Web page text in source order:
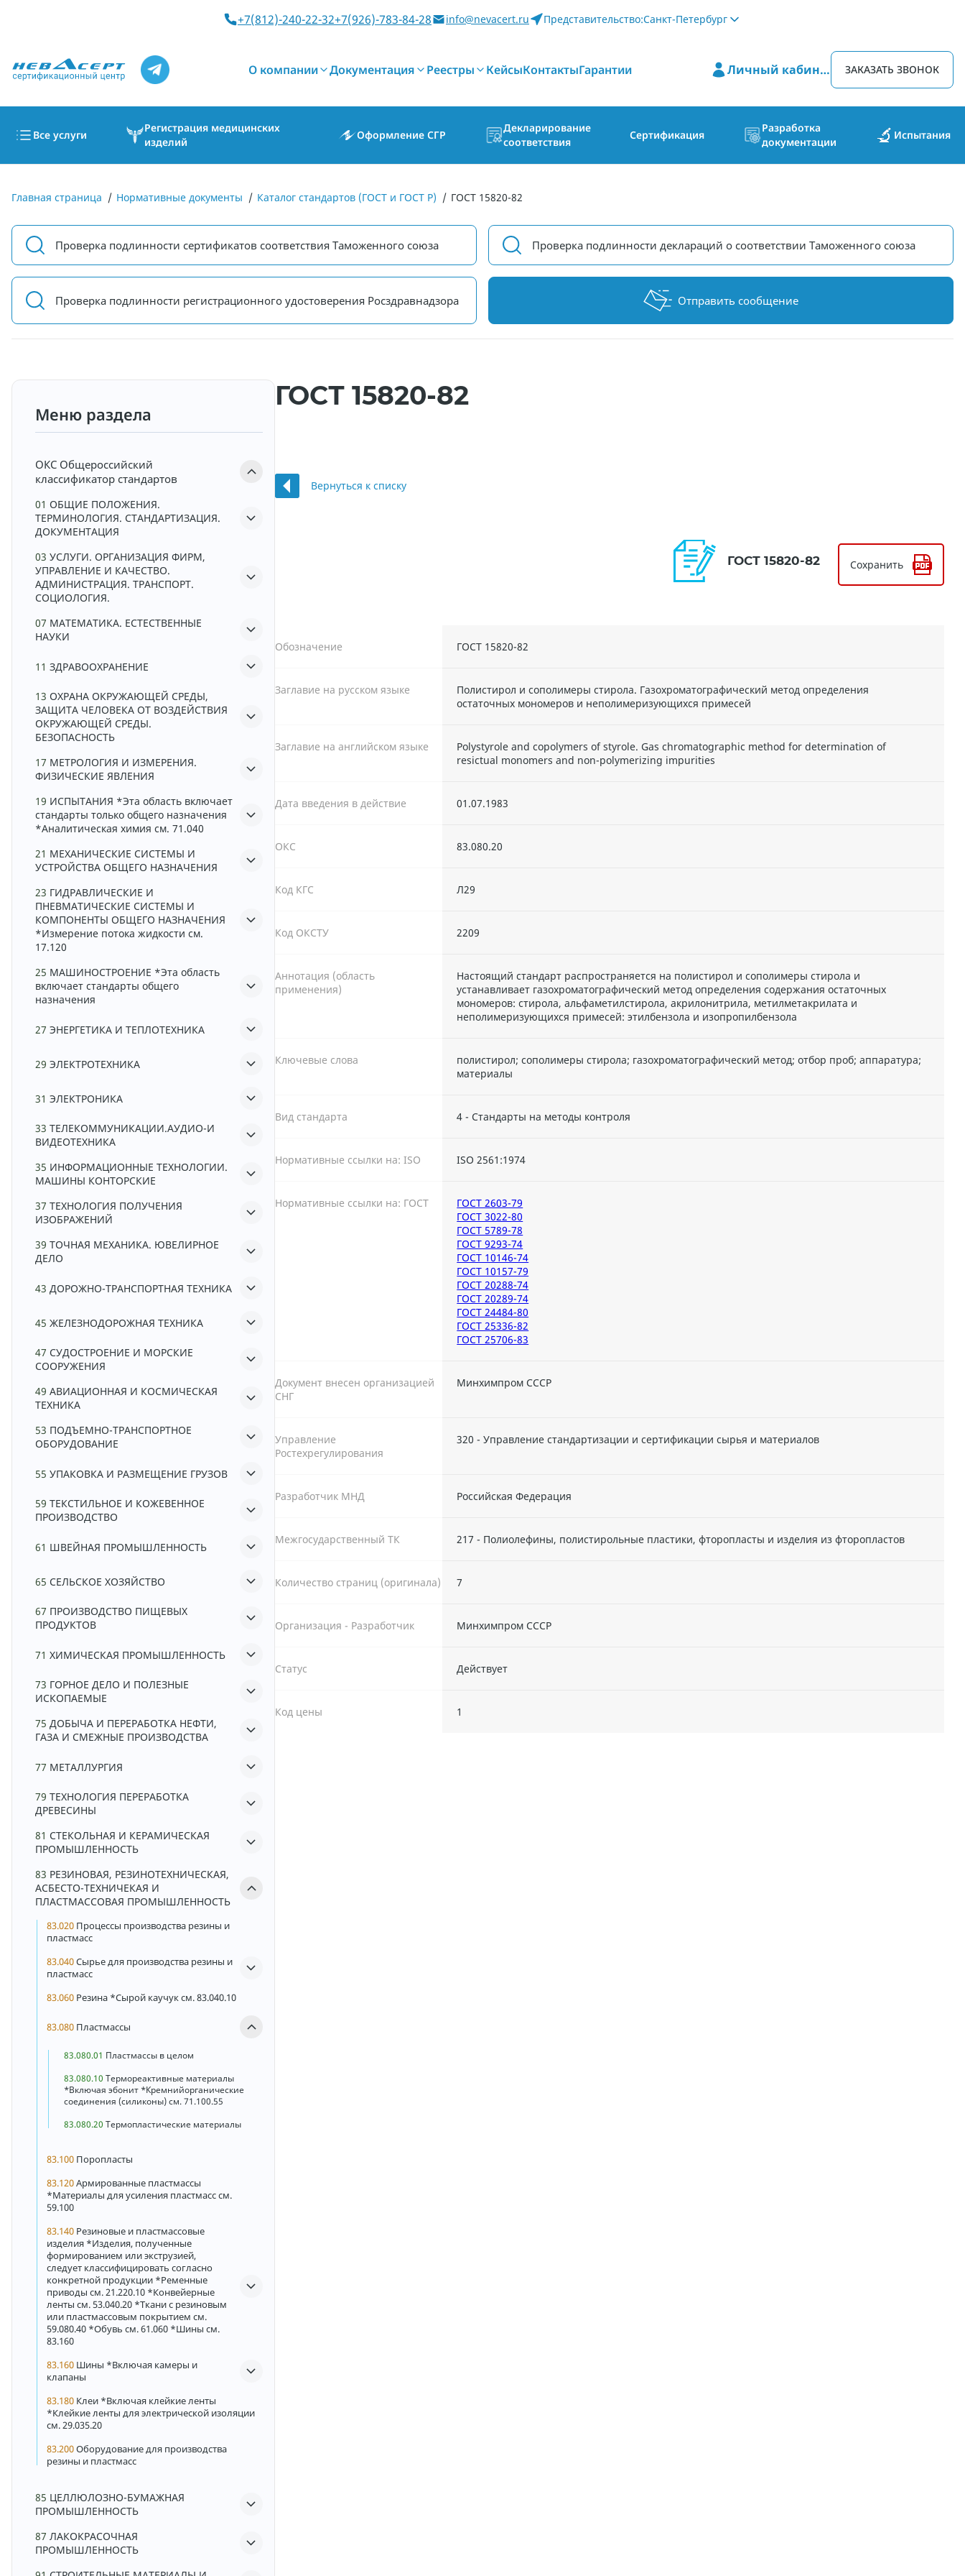
+7(812)-240-22-32+7(926)-783-84-28 info@nevacert.ru Представительство:Санкт-Петербург
О компании Документация Реестры КейсыКонтактыГарантии Личный кабинет ЗАКАЗАТЬ ЗВОНОК
Все услуги
Регистрация медицинских
изделий
Оформление СГР
Декларирование
соответствия
Сертификация
Разработка
документации
Испытания
Главная страница / Нормативные документы / Каталог стандартов (ГОСТ и ГОСТ Р) / ГОСТ 15820-82
Проверка подлинности сертификатов соответствия Таможенного союза Проверка подлинности деклараций о соответствии Таможенного союза
Проверка подлинности регистрационного удостоверения Росздравнадзора Отправить сообщение
Меню раздела
ОКС Общероссийский
классификатор стандартов
01 ОБЩИЕ ПОЛОЖЕНИЯ.
ТЕРМИНОЛОГИЯ. СТАНДАРТИЗАЦИЯ.
ДОКУМЕНТАЦИЯ
03 УСЛУГИ. ОРГАНИЗАЦИЯ ФИРМ,
УПРАВЛЕНИЕ И КАЧЕСТВО.
АДМИНИСТРАЦИЯ. ТРАНСПОРТ.
СОЦИОЛОГИЯ.
07 МАТЕМАТИКА. ЕСТЕСТВЕННЫЕ
НАУКИ
11 ЗДРАВООХРАНЕНИЕ
13 ОХРАНА ОКРУЖАЮЩЕЙ СРЕДЫ,
ЗАЩИТА ЧЕЛОВЕКА ОТ ВОЗДЕЙСТВИЯ
ОКРУЖАЮЩЕЙ СРЕДЫ.
БЕЗОПАСНОСТЬ
17 МЕТРОЛОГИЯ И ИЗМЕРЕНИЯ.
ФИЗИЧЕСКИЕ ЯВЛЕНИЯ
19 ИСПЫТАНИЯ *Эта область включает
стандарты только общего назначения
*Аналитическая химия см. 71.040
21 МЕХАНИЧЕСКИЕ СИСТЕМЫ И
УСТРОЙСТВА ОБЩЕГО НАЗНАЧЕНИЯ
23 ГИДРАВЛИЧЕСКИЕ И
ПНЕВМАТИЧЕСКИЕ СИСТЕМЫ И
КОМПОНЕНТЫ ОБЩЕГО НАЗНАЧЕНИЯ
*Измерение потока жидкости см.
17.120
25 МАШИНОСТРОЕНИЕ *Эта область
включает стандарты общего
назначения
27 ЭНЕРГЕТИКА И ТЕПЛОТЕХНИКА
29 ЭЛЕКТРОТЕХНИКА
31 ЭЛЕКТРОНИКА
33 ТЕЛЕКОММУНИКАЦИИ.АУДИО-И
ВИДЕОТЕХНИКА
35 ИНФОРМАЦИОННЫЕ ТЕХНОЛОГИИ.
МАШИНЫ КОНТОРСКИЕ
37 ТЕХНОЛОГИЯ ПОЛУЧЕНИЯ
ИЗОБРАЖЕНИЙ
39 ТОЧНАЯ МЕХАНИКА. ЮВЕЛИРНОЕ
ДЕЛО
43 ДОРОЖНО-ТРАНСПОРТНАЯ ТЕХНИКА
45 ЖЕЛЕЗНОДОРОЖНАЯ ТЕХНИКА
47 СУДОСТРОЕНИЕ И МОРСКИЕ
СООРУЖЕНИЯ
49 АВИАЦИОННАЯ И КОСМИЧЕСКАЯ
ТЕХНИКА
53 ПОДЪЕМНО-ТРАНСПОРТНОЕ
ОБОРУДОВАНИЕ
55 УПАКОВКА И РАЗМЕЩЕНИЕ ГРУЗОВ
59 ТЕКСТИЛЬНОЕ И КОЖЕВЕННОЕ
ПРОИЗВОДСТВО
61 ШВЕЙНАЯ ПРОМЫШЛЕННОСТЬ
65 СЕЛЬСКОЕ ХОЗЯЙСТВО
67 ПРОИЗВОДСТВО ПИЩЕВЫХ
ПРОДУКТОВ
71 ХИМИЧЕСКАЯ ПРОМЫШЛЕННОСТЬ
73 ГОРНОЕ ДЕЛО И ПОЛЕЗНЫЕ
ИСКОПАЕМЫЕ
75 ДОБЫЧА И ПЕРЕРАБОТКА НЕФТИ,
ГАЗА И СМЕЖНЫЕ ПРОИЗВОДСТВА
77 МЕТАЛЛУРГИЯ
79 ТЕХНОЛОГИЯ ПЕРЕРАБОТКА
ДРЕВЕСИНЫ
81 СТЕКОЛЬНАЯ И КЕРАМИЧЕСКАЯ
ПРОМЫШЛЕННОСТЬ
83 РЕЗИНОВАЯ, РЕЗИНОТЕХНИЧЕСКАЯ,
АСБЕСТО-ТЕХНИЧЕКАЯ И
ПЛАСТМАССОВАЯ ПРОМЫШЛЕННОСТЬ
83.020 Процессы производства резины и
пластмасс
83.040Сырье для производства резины и
пластмасс
83.060 Резина *Сырой каучук см. 83.040.10
83.080 Пластмассы
83.080.01 Пластмассы в целом
83.080.10 Термореактивные материалы
*Включая эбонит *Кремнийорганические
соединения (силиконы) см. 71.100.55
83.080.20 Термопластические материалы
83.100 Поропласты
83.120Армированные пластмассы
*Материалы для усиления пластмасс см.
59.100
83.140 Резиновые и пластмассовые
изделия *Изделия, полученные
формированием или экструзией,
следует классифицировать согласно
конкретной продукции *Ременные
приводы см. 21.220.10 *Конвейерные
ленты см. 53.040.20 *Ткани с резиновым
или пластмассовым покрытием см.
59.080.40 *Обувь см. 61.060 *Шины см.
83.160
83.160 Шины *Включая камеры и
клапаны
83.180 Клеи *Включая клейкие ленты
*Клейкие ленты для электрической изоляции
см. 29.035.20
83.200Оборудование для производства
резины и пластмасс
85 ЦЕЛЛЮЛОЗНО-БУМАЖНАЯ
ПРОМЫШЛЕННОСТЬ
87 ЛАКОКРАСОЧНАЯ
ПРОМЫШЛЕННОСТЬ
ГОСТ 15820-82
Вернуться к списку
ГОСТ 15820-82 Сохранить
Обозначение ГОСТ 15820-82
Заглавие на русском языке
Полистирол и сополимеры стирола. Газохроматографический метод определения
остаточных мономеров и неполимеризующихся примесей
Заглавие на английском языке
Polystyrole and copolymers of styrole. Gas chromatographic method for determination of
resictual monomers and non-polymerizing impurities
Дата введения в действие 01.07.1983
ОКС 83.080.20
Код КГС Л29
Код ОКСТУ 2209
Аннотация (область
применения)
Настоящий стандарт распространяется на полистирол и сополимеры стирола и
устанавливает газохроматографический метод определения содержания остаточных
мономеров: стирола, альфаметилстирола, акрилонитрила, метилметакрилата и
неполимеризующихся примесей: этилбензола и изопропилбензола
Ключевые слова
полистирол; сополимеры стирола; газохроматографический метод; отбор проб; аппаратура;
материалы
Вид стандарта 4 - Стандарты на методы контроля
Нормативные ссылки на: ISO ISO 2561:1974
Нормативные ссылки на: ГОСТ
ГОСТ 2603-79
ГОСТ 3022-80
ГОСТ 5789-78
ГОСТ 9293-74
ГОСТ 10146-74
ГОСТ 10157-79
ГОСТ 20288-74
ГОСТ 20289-74
ГОСТ 24484-80
ГОСТ 25336-82
ГОСТ 25706-83
Документ внесен организацией
СНГ
Минхимпром СССР
Управление
Ростехрегулирования
320 - Управление стандартизации и сертификации сырья и материалов
Разработчик МНД Российская Федерация
Межгосударственный ТК 217 - Полиолефины, полистирольные пластики, фторопласты и изделия из фторопластов
Количество страниц (оригинала) 7
Организация - Разработчик Минхимпром СССР
Статус Действует
Код цены 1